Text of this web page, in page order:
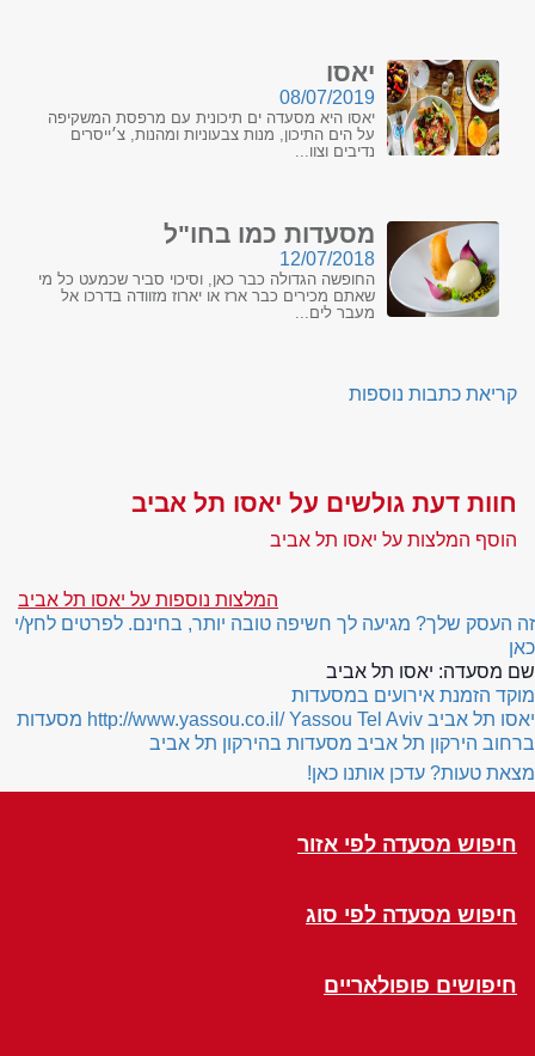
יאסו
08/07/2019
יאסו היא מסעדה ים תיכונית עם מרפסת המשקיפה
על הים התיכון, מנות צבעוניות ומהנות, צ׳ייסרים
נדיבים וצוו...
מסעדות כמו בחו"ל
12/07/2018
החופשה הגדולה כבר כאן, וסיכוי סביר שכמעט כל מי
שאתם מכירים כבר ארז או יארוז מזוודה בדרכו אל
מעבר לים...
קריאת כתבות נוספות
חוות דעת גולשים על יאסו תל אביב
הוסף המלצות על יאסו תל אביב
המלצות נוספות על יאסו תל אביב
זה העסק שלך? מגיעה לך חשיפה טובה יותר, בחינם. לפרטים לחץ/י
כאן
שם מסעדה: יאסו תל אביב
מוקד הזמנת אירועים במסעדות
יאסו תל אביב
http://www.yassou.co.il/ Yassou Tel Aviv
מסעדות
ברחוב הירקון תל אביב מסעדות בהירקון תל אביב
מצאת טעות? עדכן אותנו כאן!
חיפוש מסעדה לפי אזור
חיפוש מסעדה לפי סוג
חיפושים פופולאריים